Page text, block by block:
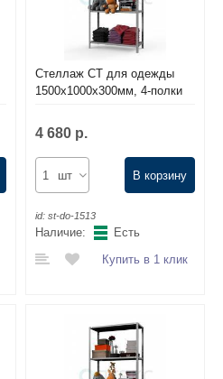
Стеллаж СТ для одежды
1500х1000х300мм, 4-полки
4 680 р.
шт В корзину
id: st-do-1513
Наличие:
Есть
Купить в 1 клик